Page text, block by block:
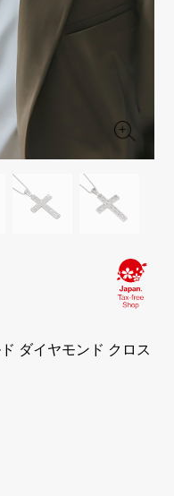
JAEGER LE COULTRE
ジャガー・ルクルト
Cartier
カルティエ
BVLGARI
ブルガリ
TAG HEUER
タグホイヤー
TABLE CLOCK
置き時計
ETERNITY
エタニティ
YUKIZAKI BACHIKAN
ゆきざき バチカン
USED ALPHA
アルファ認定中古
ー一覧へ
ダイヤモンド クロス